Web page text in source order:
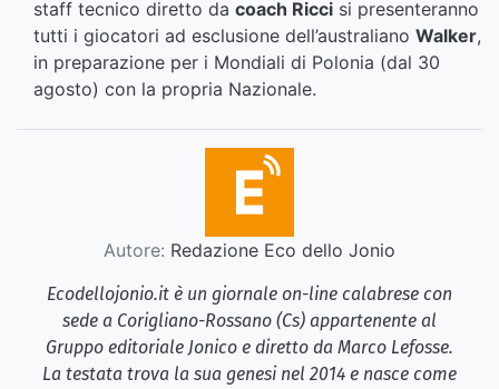
staff tecnico diretto da coach Ricci si presenteranno
tutti i giocatori ad esclusione dell’australiano Walker,
in preparazione per i Mondiali di Polonia (dal 30
agosto) con la propria Nazionale.
Autore: Redazione Eco dello Jonio
Ecodellojonio.it è un giornale on-line calabrese con
sede a Corigliano-Rossano (Cs) appartenente al
Gruppo editoriale Jonico e diretto da Marco Lefosse.
La testata trova la sua genesi nel 2014 e nasce come